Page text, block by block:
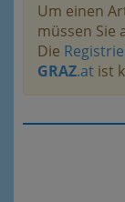
Um einen
müssen Sie
Die
GRAZ.at ist